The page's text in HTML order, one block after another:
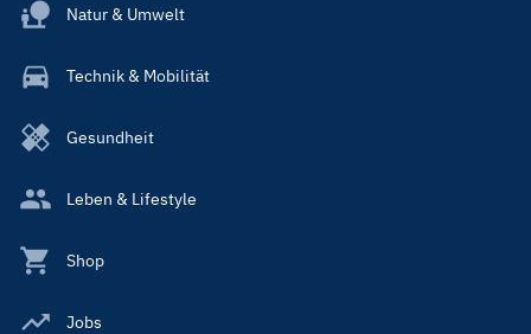
Natur & Umwelt
Technik & Mobilität
Gesundheit
Leben & Lifestyle
Shop
Jobs